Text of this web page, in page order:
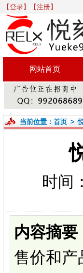
【登录】 【注册】
网站首页
当前位置： 首页>
时间
内容摘要
售价和产